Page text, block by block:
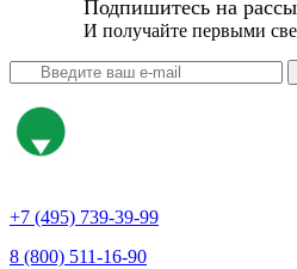
Подпишитесь на
И получайте первыми
+7 (495) 739-39-99
8 (800) 511-16-90